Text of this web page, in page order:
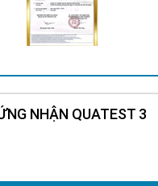
NHẬN QUATEST 3